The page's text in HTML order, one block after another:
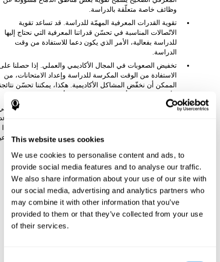
This website uses cookies
We use cookies to personalise content and ads, to
provide social media features and to analyse our traffic.
We also share information about your use of our site with
our social media, advertising and analytics partners who
may combine it with other information that you’ve
provided to them or that they’ve collected from your use
of their services.
وظائف خاصة متعلّقة بالدراسة.
تقوية القدرات المعرفية المهمّة للدراسة. قد تساعد تقوية
الاتّصالات المناسبة في تحسّن قدراتنا المعرفية التي نحتاج إليها
للدراسة بفعالية، الأمر الذي يكون دعما للاستفادة من وقت
الدراسة.
تخفيض الصعوبات في المجال الأكاديمي والعملي. إذا حصلنا
الاستفادة من الوقت المكرسة للدراسة وإعداد الامتحانات، من
الممكن أن نخفّض المشاكل الأكاديمية. هكذا، يمكننا تحسّن
تعزيز التطوّر الاجتماعي-العاطفي. إذا حصلنا على أكثر فعالية
دراستنا، إضافة إلى الحصول على أكثر وقتا لنا، يمكننا تخفيض
الثقة بنفسنا، والقلق أمام الامتحانات وتحسّن احترام الذات. هذا
يمكن أن يكون له عواقب إيجابية جدّا لصحتنا العاطفية
كيف يقوّي الوظيفة المعرفية؟
عندما نقوم بمهمة تنبيه معرفية، يقوّي دماغنا الاتّصالات اللازمة لإجراء
المهمّة هذه. إنّ تقوية الاتّصالات المعرفية مفيدة ليمكن دماغنا أن يجيب
بطريقة صحيحة المرة المقبلة التي يجب أن يواجه فيها هذه الحالة.
هكذا، عندما ننشّط الدماغ بطريقة صحيحة بفضل أنشطة التنبيه
المعرفي، يمكن الدماغ استعمال هذه الاتّصالات القوية ليجد الأنشطة
إنّ دماغنا قادر على إجراء هذا التكيّف بفضل اللدونة الدماغية، معروفة